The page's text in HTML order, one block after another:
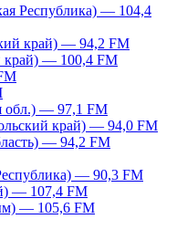
Республика) — 104,4
край) — 94,2 FM
край) — 100,4 FM
обл.) — 97,1 FM
край) — 94,0 FM
— 94,2 FM
— 90,3 FM
— 107,4 FM
— 105,6 FM